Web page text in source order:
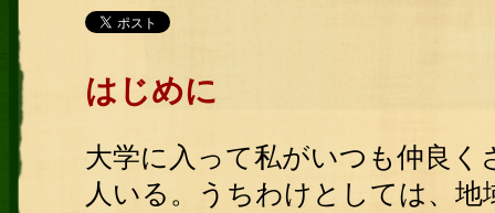
はじめに
大学に入って私がいつも仲良
人いる。うちわけとしては、